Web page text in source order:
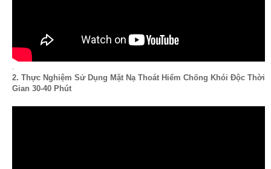
.
2. Thực Nghiệm Sử Dụng Mặt Nạ Thoát Hiểm Chống Khói Độc Thời
Gian 30-40 Phút